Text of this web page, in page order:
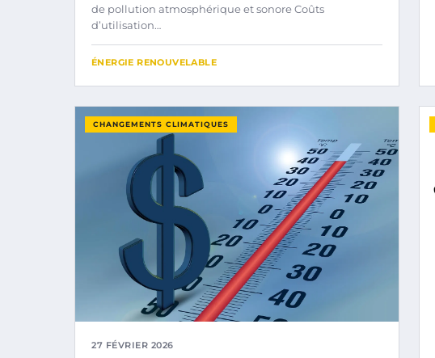
de pollution atmosphérique et sonore Coûts
d’utilisation…
ÉNERGIE RENOUVELABLE
CHANGEMENTS CLIMATIQUES
27 FÉVRIER 2026